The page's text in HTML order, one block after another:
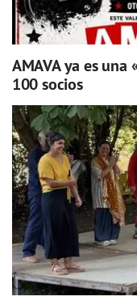
AMAVA ya es
100 socios